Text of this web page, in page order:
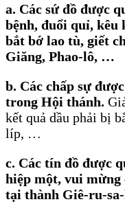
a. Các sứ đồ được
bệnh, đuổi quỉ, kêu
bắt bớ lao tù, giết
Giăng, Phao-lô, …
b. Các chấp sự
trong Hội thánh.
kết quả dầu phải bị
líp, …
c. Các tín đồ được
hiệp một, vui
tại thành Giê-ru-